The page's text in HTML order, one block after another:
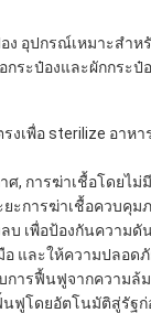
ง อุปกรณ์เหมาะสําห
ระป๋องและผักกระป๋
งเพื่อ sterilize อาห
, การฆ่าเชื้อโดยไม่
ะการฆ่าเชื้อควบคุมภ
เพื่อป้องกันความดั
อ และให้ความปลอด
การฟื้นฟูจากความล้ม
นฟูโดยอัตโนมัติสู่รัฐ